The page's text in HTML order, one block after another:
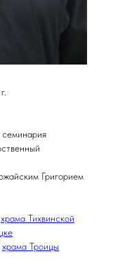
семинария
Григорием
храма Тихвинской
храма Троицы